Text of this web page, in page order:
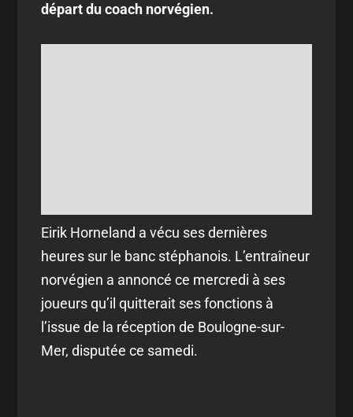
départ du coach norvégien.
Eirik Horneland a vécu ses dernières
heures sur le banc stéphanois. L’entraîneur
norvégien a annoncé ce mercredi à ses
joueurs qu’il quitterait ses fonctions à
l’issue de la réception de Boulogne-sur-
Mer, disputée ce samedi.